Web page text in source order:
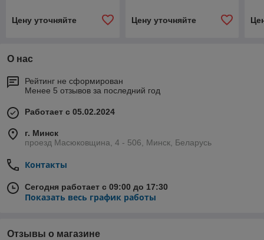
Цену уточняйте Цену уточняйте
О нас
Рейтинг не сформирован
Менее 5 отзывов за последний год
Работает с 05.02.2024
г. Минск
проезд Масюковщина, 4 - 506, Минск, Беларусь
Контакты
Сегодня работает с 09:00 до 17:30
Показать весь график работы
Отзывы о магазине